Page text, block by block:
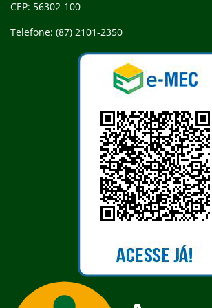
CEP: 56302-100
Telefone: (87) 2101-2350